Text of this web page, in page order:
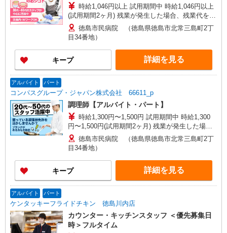
時給1,046円以上 試用期間中 時給1,046円以上
(試用期間2ヶ月) 残業が発生した場合、残業代を1
分単位で別途支給します。
徳島市民病院 （徳島県徳島市北常三島町2丁
目34番地）
キープ 詳細を見る
アルバイト パート
コンパスグループ・ジャパン株式会社 66611_p
調理師【アルバイト・パート】
時給1,300円〜1,500円 試用期間中 時給1,300
円〜1,500円(試用期間2ヶ月) 残業が発生した場
合、残業代を1分単位で別途支給します。
徳島市民病院 （徳島県徳島市北常三島町2丁
目34番地）
キープ 詳細を見る
アルバイト パート
ケンタッキーフライドチキン 徳島川内店
カウンター・キッチンスタッフ ＜優先募集日
時＞フルタイム